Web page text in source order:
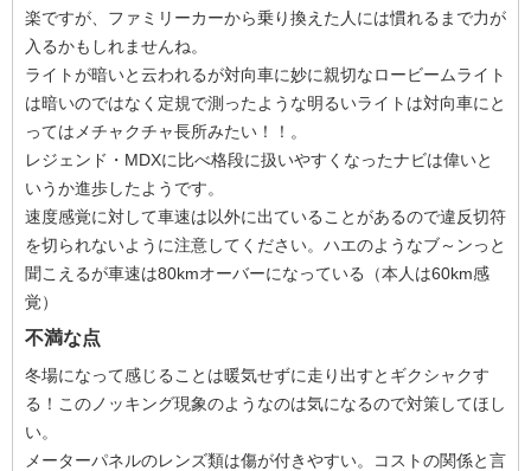
楽ですが、ファミリーカーから乗り換えた人には慣れるまで力が
入るかもしれませんね。
ライトが暗いと云われるが対向車に妙に親切なロービームライト
は暗いのではなく定規で測ったような明るいライトは対向車にと
ってはメチャクチャ長所みたい！！。
レジェンド・MDXに比べ格段に扱いやすくなったナビは偉いと
いうか進歩したようです。
速度感覚に対して車速は以外に出ていることがあるので違反切符
を切られないように注意してください。ハエのようなブ～ンっと
聞こえるが車速は80kmオーバーになっている（本人は60km感
覚）
不満な点
冬場になって感じることは暖気せずに走り出すとギクシャクす
る！このノッキング現象のようなのは気になるので対策してほし
い。
メーターパネルのレンズ類は傷が付きやすい。コストの関係と言